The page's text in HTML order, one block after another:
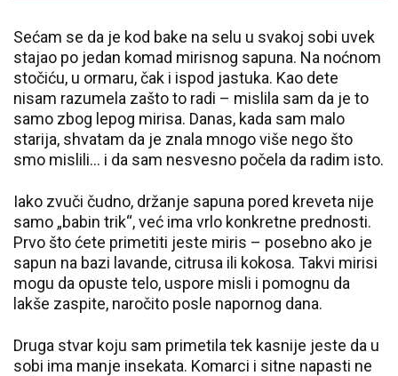
Sećam se da je kod bake na selu u svakoj sobi uvek
stajao po jedan komad mirisnog sapuna. Na noćnom
stočiću, u ormaru, čak i ispod jastuka. Kao dete
nisam razumela zašto to radi – mislila sam da je to
samo zbog lepog mirisa. Danas, kada sam malo
starija, shvatam da je znala mnogo više nego što
smo mislili… i da sam nesvesno počela da radim isto.
Iako zvuči čudno, držanje sapuna pored kreveta nije
samo „babin trik“, već ima vrlo konkretne prednosti.
Prvo što ćete primetiti jeste miris – posebno ako je
sapun na bazi lavande, citrusa ili kokosa. Takvi mirisi
mogu da opuste telo, uspore misli i pomognu da
lakše zaspite, naročito posle napornog dana.
Druga stvar koju sam primetila tek kasnije jeste da u
sobi ima manje insekata. Komarci i sitne napasti ne